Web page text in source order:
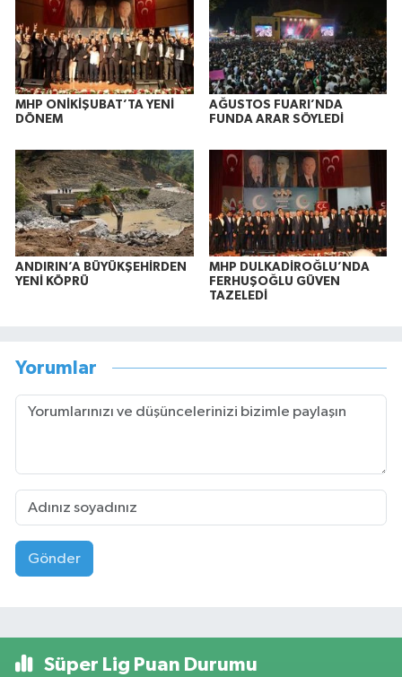
MHP ONİKİŞUBAT’TA YENİ
DÖNEM
AĞUSTOS FUARI’NDA
FUNDA ARAR SÖYLEDİ
ANDIRIN’A BÜYÜKŞEHİRDEN
YENİ KÖPRÜ
MHP DULKADİROĞLU’NDA
FERHUŞOĞLU GÜVEN
TAZELEDİ
Yorumlar
Gönder
Süper Lig Puan Durumu